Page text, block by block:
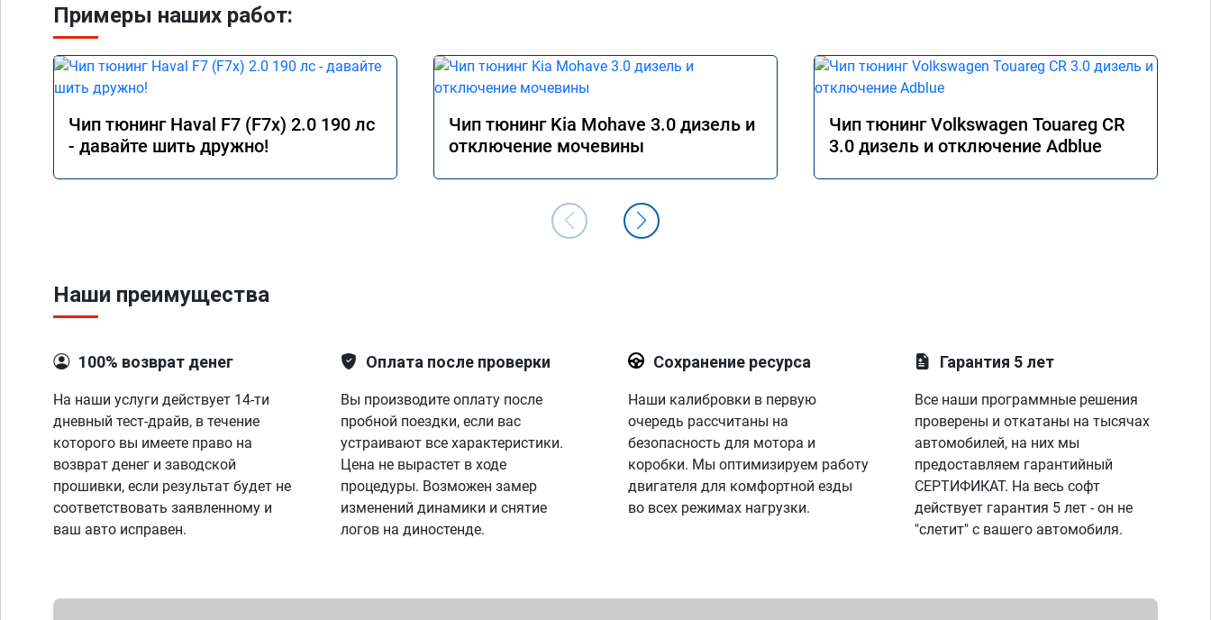
Примеры наших работ:
Чип тюнинг Haval F7 (F7x) 2.0 190 лс
- давайте шить дружно!
Чип тюнинг Kia Mohave 3.0 дизель и
отключение мочевины
Чип тюнинг Volkswagen Touareg CR
3.0 дизель и отключение Adblue
Наши преимущества
100% возврат денег
На наши услуги действует 14-ти
дневный тест-драйв, в течение
которого вы имеете право на
возврат денег и заводской
прошивки, если результат будет не
соответствовать заявленному и
ваш авто исправен.
Оплата после проверки
Вы производите оплату после
пробной поездки, если вас
устраивают все характеристики.
Цена не вырастет в ходе
процедуры. Возможен замер
изменений динамики и снятие
логов на диностенде.
Сохранение ресурса
Наши калибровки в первую
очередь рассчитаны на
безопасность для мотора и
коробки. Мы оптимизируем работу
двигателя для комфортной езды
во всех режимах нагрузки.
Гарантия 5 лет
Все наши программные решения
проверены и откатаны на тысячах
автомобилей, на них мы
предоставляем гарантийный
СЕРТИФИКАТ. На весь софт
действует гарантия 5 лет - он не
"слетит" с вашего автомобиля.